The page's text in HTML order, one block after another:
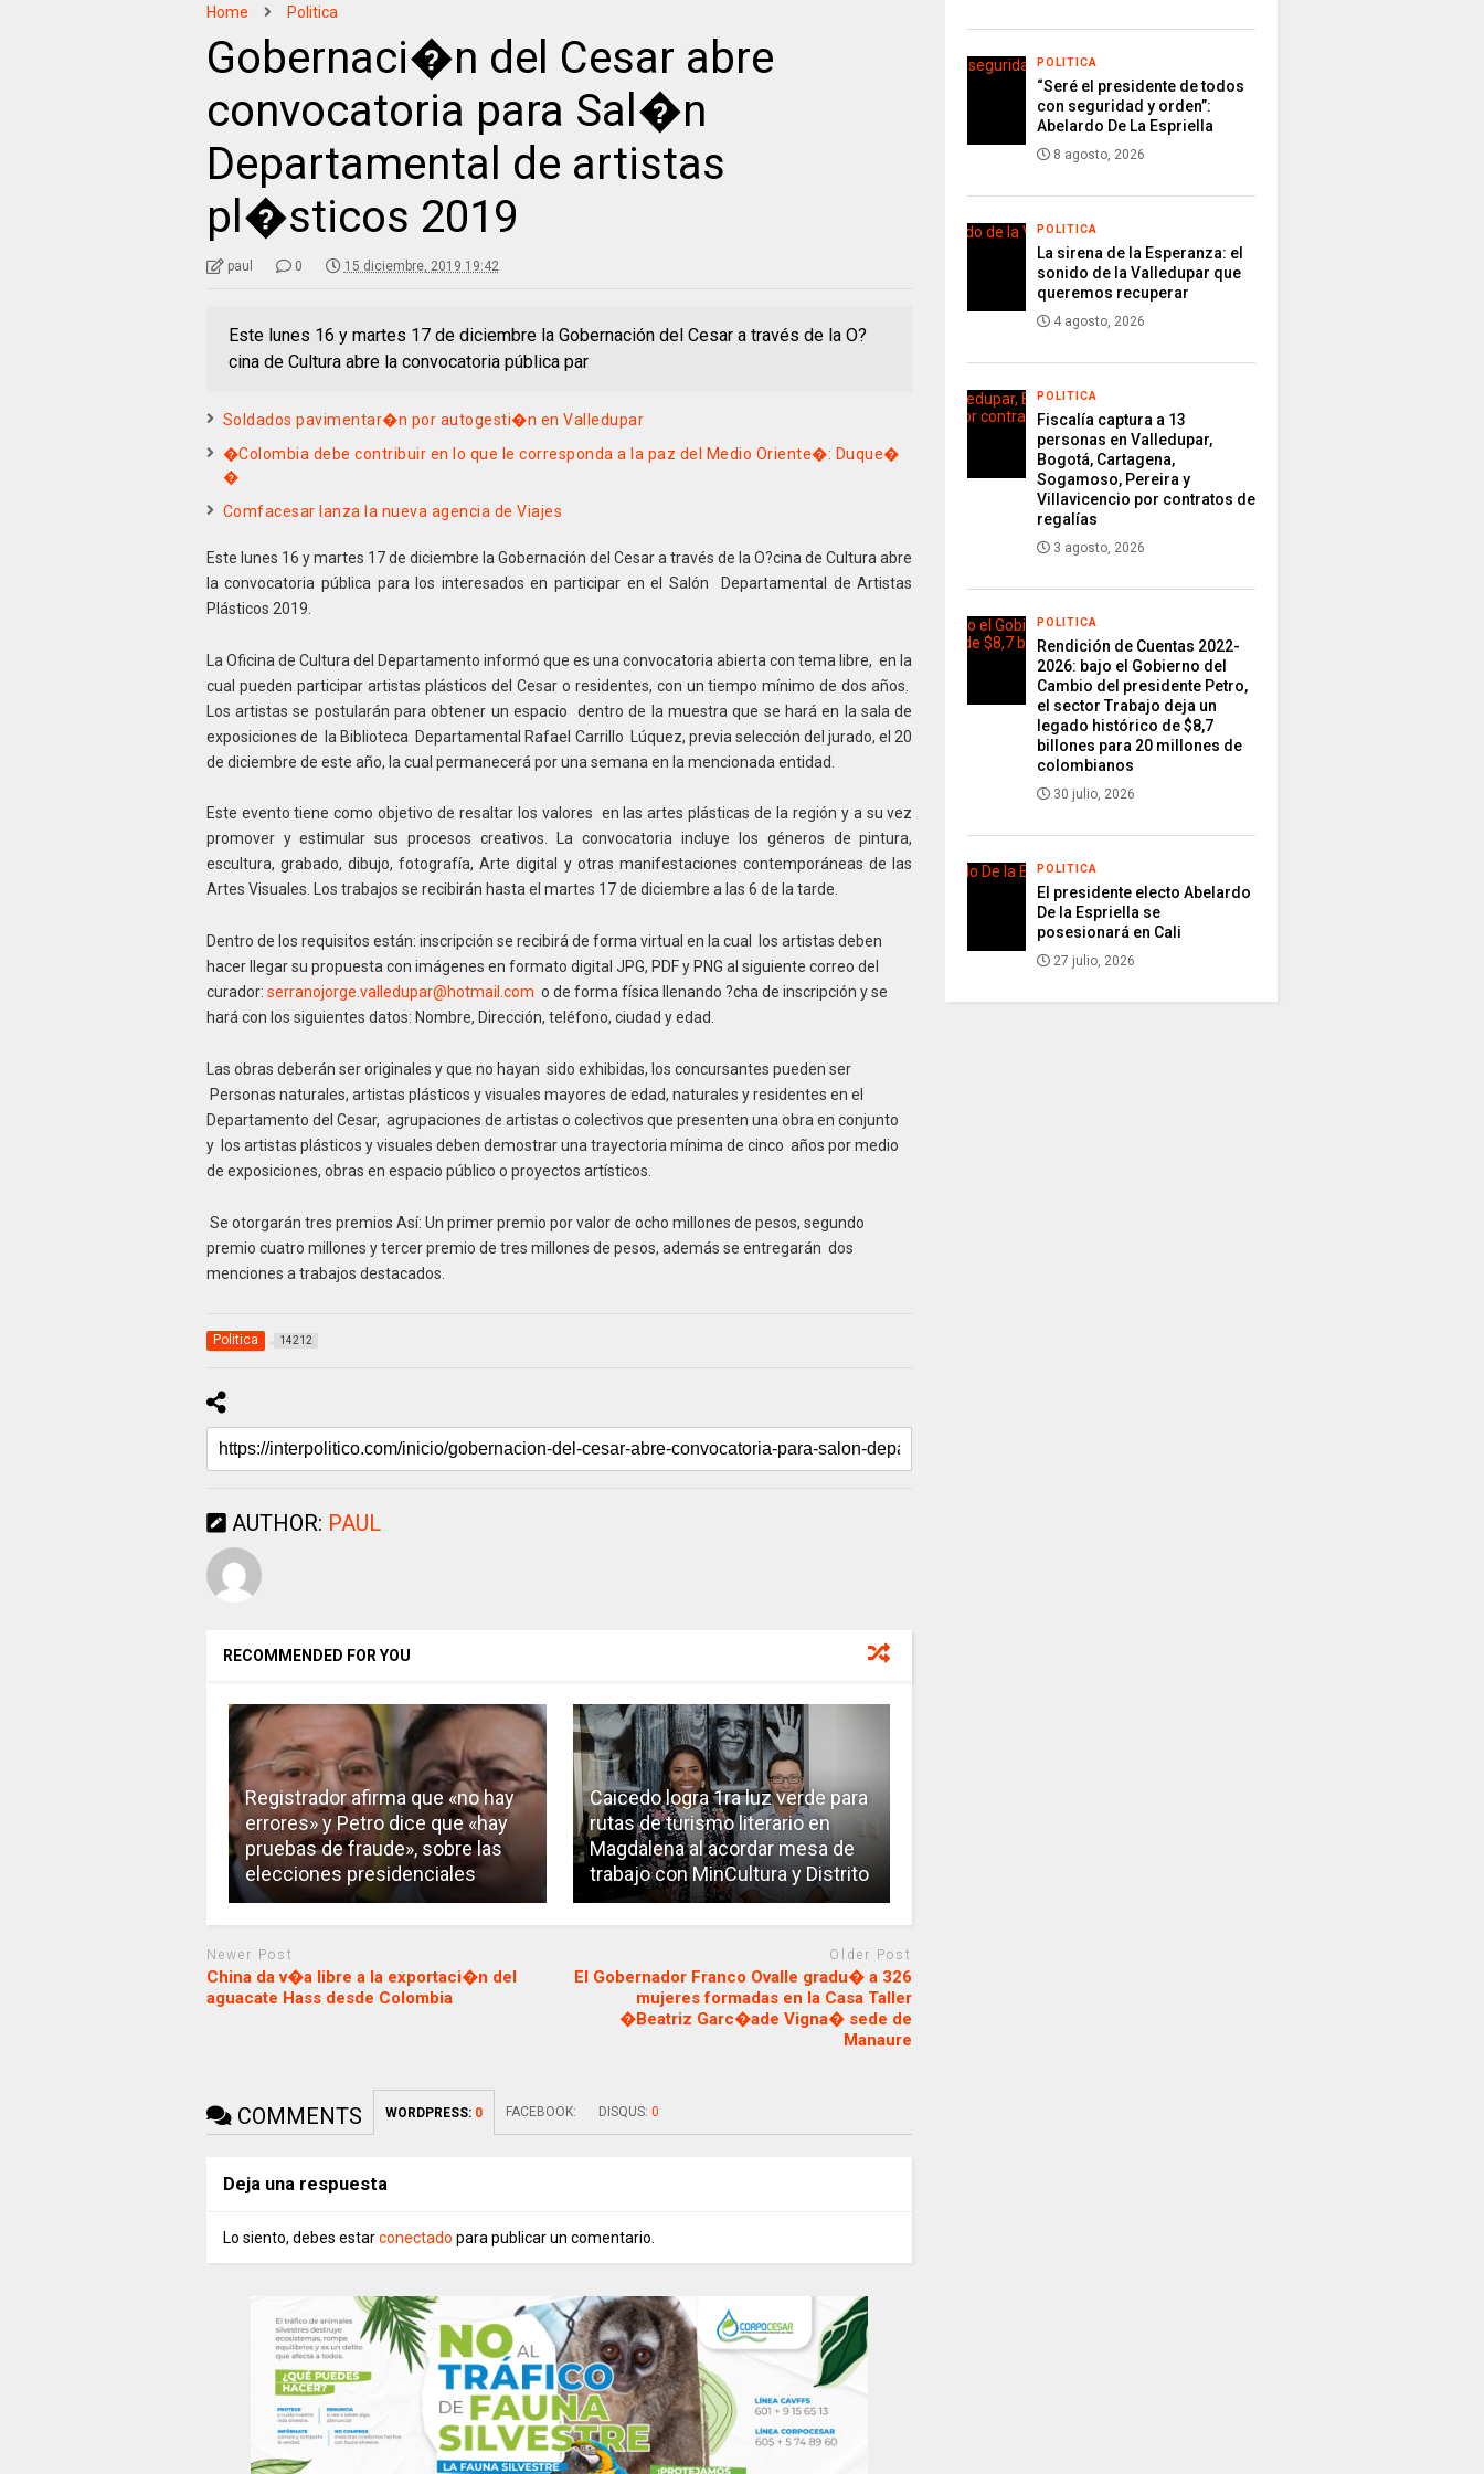
Home Politica
Gobernaci�n del Cesar abre
convocatoria para Sal�n
Departamental de artistas
pl�sticos 2019
paul 0 15 diciembre, 2019 19:42
Este lunes 16 y martes 17 de diciembre la Gobernación del Cesar a través de la O?
cina de Cultura abre la convocatoria pública par
Soldados pavimentar�n por autogesti�n en Valledupar
�Colombia debe contribuir en lo que le corresponda a la paz del Medio Oriente�: Duque�
�
Comfacesar lanza la nueva agencia de Viajes
Este lunes 16 y martes 17 de diciembre la Gobernación del Cesar a través de la O?cina de Cultura abre
la convocatoria pública para los interesados en participar en el Salón Departamental de Artistas
Plásticos 2019.
La Oficina de Cultura del Departamento informó que es una convocatoria abierta con tema libre, en la
cual pueden participar artistas plásticos del Cesar o residentes, con un tiempo mínimo de dos años.
Los artistas se postularán para obtener un espacio dentro de la muestra que se hará en la sala de
exposiciones de la Biblioteca Departamental Rafael Carrillo Lúquez, previa selección del jurado, el 20
de diciembre de este año, la cual permanecerá por una semana en la mencionada entidad.
Este evento tiene como objetivo de resaltar los valores en las artes plásticas de la región y a su vez
promover y estimular sus procesos creativos. La convocatoria incluye los géneros de pintura,
escultura, grabado, dibujo, fotografía, Arte digital y otras manifestaciones contemporáneas de las
Artes Visuales. Los trabajos se recibirán hasta el martes 17 de diciembre a las 6 de la tarde.
Dentro de los requisitos están: inscripción se recibirá de forma virtual en la cual los artistas deben
hacer llegar su propuesta con imágenes en formato digital JPG, PDF y PNG al siguiente correo del
curador: serranojorge.valledupar@hotmail.com o de forma física llenando ?cha de inscripción y se
hará con los siguientes datos: Nombre, Dirección, teléfono, ciudad y edad.
Las obras deberán ser originales y que no hayan sido exhibidas, los concursantes pueden ser
Personas naturales, artistas plásticos y visuales mayores de edad, naturales y residentes en el
Departamento del Cesar, agrupaciones de artistas o colectivos que presenten una obra en conjunto
y los artistas plásticos y visuales deben demostrar una trayectoria mínima de cinco años por medio
de exposiciones, obras en espacio público o proyectos artísticos.
Se otorgarán tres premios Así: Un primer premio por valor de ocho millones de pesos, segundo
premio cuatro millones y tercer premio de tres millones de pesos, además se entregarán dos
menciones a trabajos destacados.
Politica 14212
AUTHOR: PAUL
RECOMMENDED FOR YOU
Registrador afirma que «no hay
errores» y Petro dice que «hay
pruebas de fraude», sobre las
elecciones presidenciales
Caicedo logra 1ra luz verde para
rutas de turismo literario en
Magdalena al acordar mesa de
trabajo con MinCultura y Distrito
Newer Post
China da v�a libre a la exportaci�n del
aguacate Hass desde Colombia
Older Post
El Gobernador Franco Ovalle gradu� a 326
mujeres formadas en la Casa Taller
�Beatriz Garc�ade Vigna� sede de
Manaure
COMMENTS WORDPRESS: 0 FACEBOOK: DISQUS: 0
Deja una respuesta
Lo siento, debes estarconectado para publicar un comentario.
POLITICA
“Seré el presidente de todos
con seguridad y orden”:
Abelardo De La Espriella
8 agosto, 2026
POLITICA
La sirena de la Esperanza: el
sonido de la Valledupar que
queremos recuperar
4 agosto, 2026
POLITICA
Fiscalía captura a 13
personas en Valledupar,
Bogotá, Cartagena,
Sogamoso, Pereira y
Villavicencio por contratos de
regalías
3 agosto, 2026
POLITICA
Rendición de Cuentas 2022-
2026: bajo el Gobierno del
Cambio del presidente Petro,
el sector Trabajo deja un
legado histórico de $8,7
billones para 20 millones de
colombianos
30 julio, 2026
POLITICA
El presidente electo Abelardo
De la Espriella se
posesionará en Cali
27 julio, 2026